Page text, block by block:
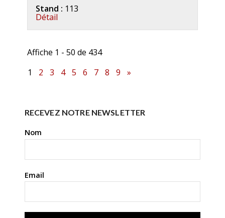
Stand : 113
Détail
Affiche 1 - 50 de 434
1
2 3 4 5 6 7 8 9 »
RECEVEZ NOTRE NEWSLETTER
Nom
Email